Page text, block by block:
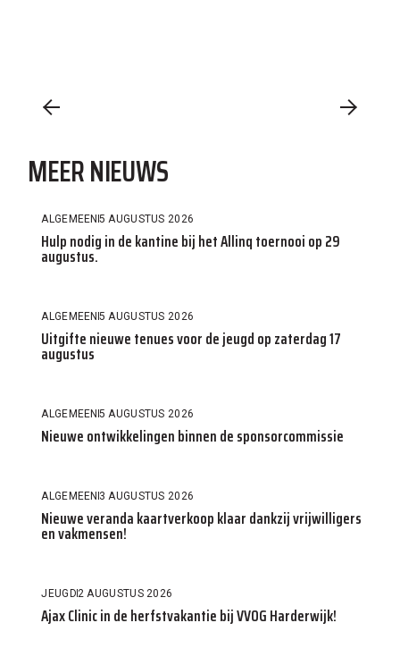
MEER NIEUWS
ALGEMEEN5 AUGUSTUS 2026
Hulp nodig in de kantine bij het Allinq toernooi op 29
augustus.
ALGEMEEN5 AUGUSTUS 2026
Uitgifte nieuwe tenues voor de jeugd op zaterdag 17
augustus
ALGEMEEN5 AUGUSTUS 2026
Nieuwe ontwikkelingen binnen de sponsorcommissie
ALGEMEEN3 AUGUSTUS 2026
Nieuwe veranda kaartverkoop klaar dankzij vrijwilligers
en vakmensen!
JEUGD2 AUGUSTUS 2026
Ajax Clinic in de herfstvakantie bij VVOG Harderwijk!